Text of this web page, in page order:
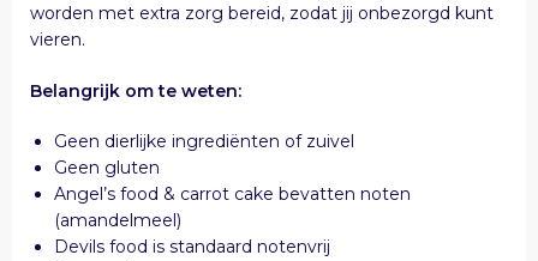
worden met extra zorg bereid, zodat jij onbezorgd kunt
vieren.
Belangrijk om te weten:
Geen dierlijke ingrediënten of zuivel
Geen gluten
Angel’s food & carrot cake bevatten noten
(amandelmeel)
Devils food is standaard notenvrij